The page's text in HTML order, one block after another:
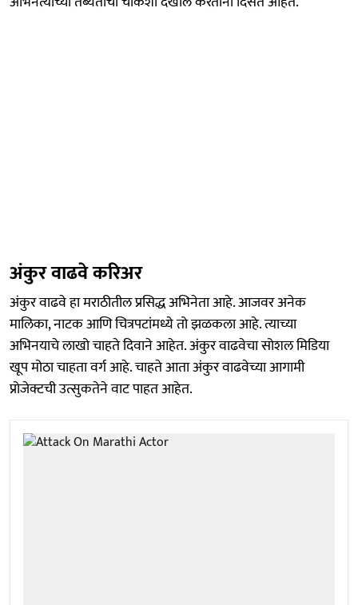
अंकुर वाढवे करिअर
अंकुर वाढवे हा मराठीतील प्रसिद्ध अभिनेता आहे. आजवर अनेक
मालिका, नाटक आणि चित्रपटांमध्ये तो झळकला आहे. त्याच्या
अभिनयाचे लाखो चाहते दिवाने आहेत. अंकुर वाढवेचा सोशल मिडिया
खूप मोठा चाहता वर्ग आहे. चाहते आता अंकुर वाढवेच्या आगामी
प्रोजेक्टची उत्सुकतेने वाट पाहत आहेत.